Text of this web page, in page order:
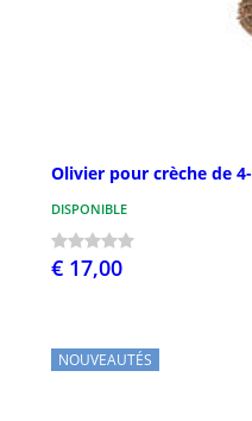
Olivier pour crèche de
DISPONIBLE
€ 17,00
NOUVEAUTÉS